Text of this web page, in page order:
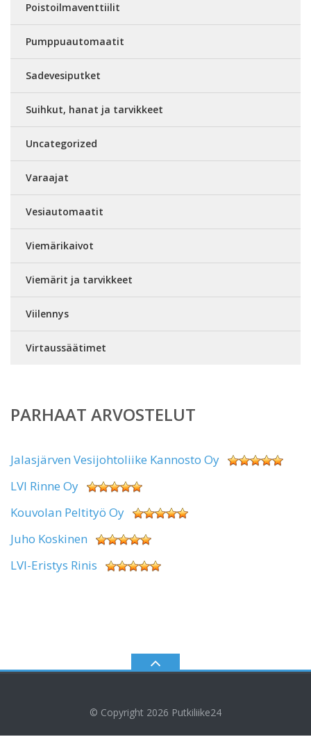
Poistoilmaventtiilit
Pumppuautomaatit
Sadevesiputket
Suihkut, hanat ja tarvikkeet
Uncategorized
Varaajat
Vesiautomaatit
Viemärikaivot
Viemärit ja tarvikkeet
Viilennys
Virtaussäätimet
PARHAAT ARVOSTELUT
Jalasjärven Vesijohtoliike Kannosto Oy
LVI Rinne Oy
Kouvolan Peltityö Oy
Juho Koskinen
LVI-Eristys Rinis
© Copyright 2026 Putkiliike24